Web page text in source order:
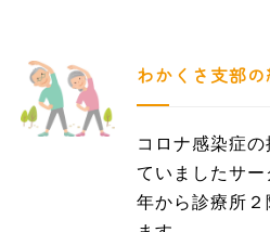
わかくさ支部
コロナ感染症
ていましたサ
年から診療所